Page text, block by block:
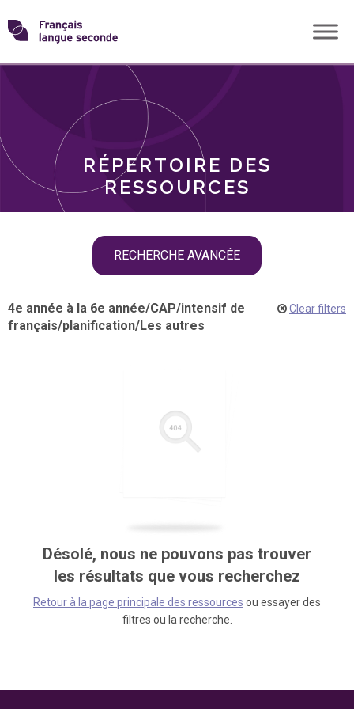
Skip
toTransformons
langue
RÉPERTOIRE DES
RESSOURCES
RECHERCHE AVANCÉE
THÈMES
4e année à la 6e année/CAP/intensif de
français/planification/Les autres
Clear filters
Désolé, nous ne pouvons pas trouver
les résultats que vous recherchez
Retour à la page principale des ressources ou essayer des
filtres ou la recherche.